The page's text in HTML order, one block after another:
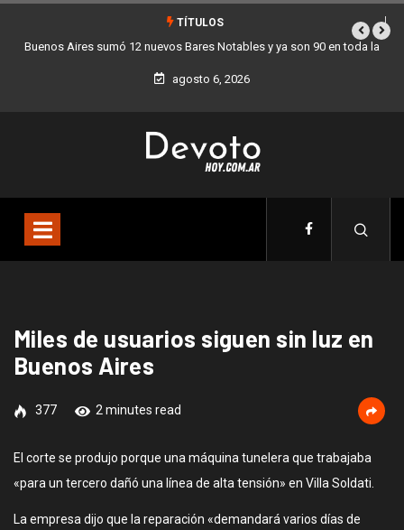
TÍTULOS
Buenos Aires sumó 12 nuevos Bares Notables y ya son 90 en toda la
Ciudad
agosto 6, 2026
Miles de usuarios siguen sin luz en
Buenos Aires
377 2 minutes read
El corte se produjo porque una máquina tunelera que trabajaba
«para un tercero dañó una línea de alta tensión» en Villa Soldati.
La empresa dijo que la reparación «demandará varios días de